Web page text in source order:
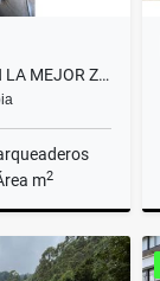
EXCELENTE OFICINA EN LA MEJOR ZONA DE NEGOCIOS DE EL POBLADO
m2
Venta